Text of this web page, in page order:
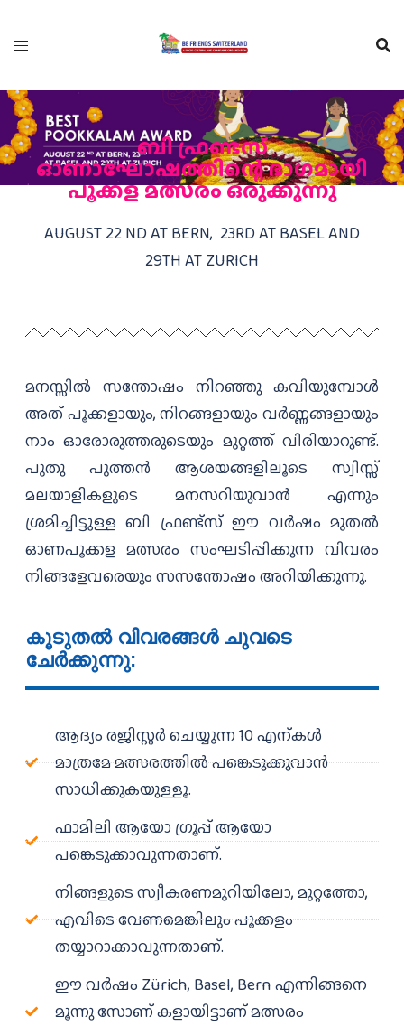
ബി ഫ്രണ്ടസ്
ഓണാഘോഷത്തിന്റെ ഭാഗമായി
പൂക്കള മത്സരം ഒരുക്കുന്നു
AUGUST 22 ND AT BERN, 23RD AT BASEL AND
29TH AT ZURICH
മനസ്സിൽ സന്തോഷം നിറഞ്ഞു കവിയുമ്പോൾ
അത് പൂക്കളായും, നിറങ്ങളായും വർണ്ണങ്ങളായും
നാം ഓരോരുത്തരുടെയും മുറ്റത്ത് വിരിയാറുണ്ട്.
പുതു പുത്തൻ ആശയങ്ങളിലൂടെ സ്വിസ്സ്
മലയാളികളുടെ മനസറിയുവാൻ എന്നും
ശ്രമിച്ചിട്ടുള്ള ബി ഫ്രണ്ട്സ് ഈ വർഷം മുതൽ
ഓണപൂക്കള മത്സരം സംഘടിപ്പിക്കുന്ന വിവരം
നിങ്ങളേവരെയും സസന്തോഷം അറിയിക്കുന്നു.
കൂടുതൽ വിവരങ്ങൾ ചുവടെ
ചേർക്കുന്നു:
ആദ്യം രജിസ്റ്റർ ചെയ്യുന്ന 10 എന്കൾ
മാത്രമേ മത്സരത്തിൽ പങ്കെടുക്കുവാൻ
സാധിക്കുകയുള്ളൂ.
ഫാമിലി ആയോ ഗ്രൂപ്പ് ആയോ
പങ്കെടുക്കാവുന്നതാണ്.
നിങ്ങളുടെ സ്വീകരണമുറിയിലോ, മുറ്റത്തോ,
എവിടെ വേണമെങ്കിലും പൂക്കളം
തയ്യാറാക്കാവുന്നതാണ്.
ഈ വർഷം Zürich, Basel, Bern എന്നിങ്ങനെ
മൂന്നു സോണ് കളായിട്ടാണ് മത്സരം